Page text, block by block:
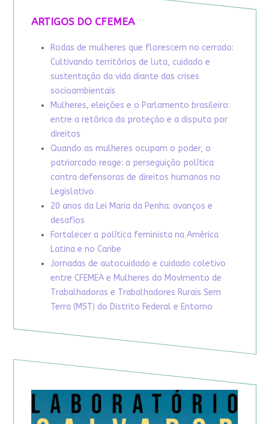
ARTIGOS DO CFEMEA
Rodas de mulheres que florescem no cerrado:
Cultivando territórios de luta, cuidado e
sustentação da vida diante das crises
socioambientais
Mulheres, eleições e o Parlamento brasileiro:
entre a retórica da proteção e a disputa por
direitos
Quando as mulheres ocupam o poder, o
patriarcado reage: a perseguição política
contra defensoras de direitos humanos no
Legislativo
20 anos da Lei Maria da Penha: avanços e
desafios
Fortalecer a política feminista na América
Latina e no Caribe
Jornadas de autocuidado e cuidado coletivo
entre CFEMEA e Mulheres do Movimento de
Trabalhadoras e Trabalhadores Rurais Sem
Terra (MST) do Distrito Federal e Entorno